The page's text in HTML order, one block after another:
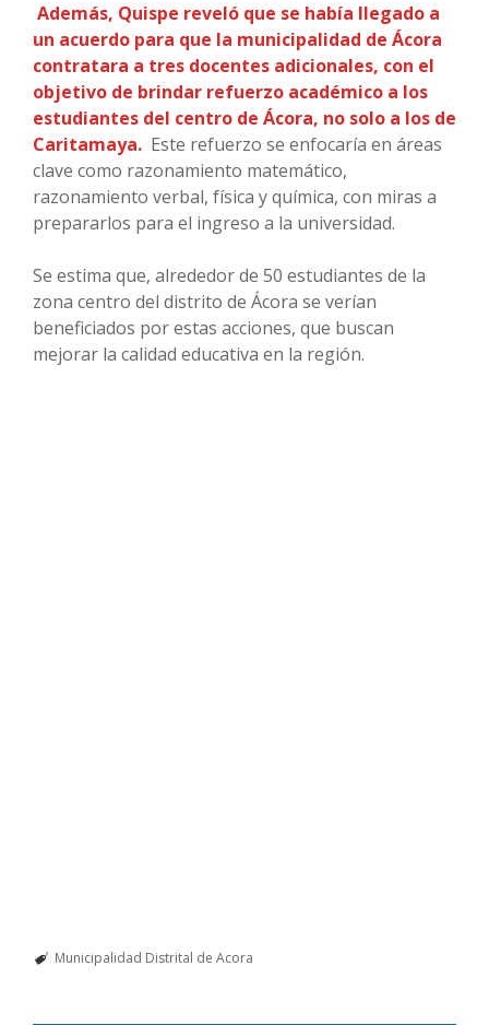
Además, Quispe reveló que se había llegado a
un acuerdo para que la municipalidad de Ácora
contratara a tres docentes adicionales, con el
objetivo de brindar refuerzo académico a los
estudiantes del centro de Ácora, no solo a los de
Caritamaya. Este refuerzo se enfocaría en áreas
clave como razonamiento matemático,
razonamiento verbal, física y química, con miras a
prepararlos para el ingreso a la universidad.
Se estima que, alrededor de 50 estudiantes de la
zona centro del distrito de Ácora se verían
beneficiados por estas acciones, que buscan
mejorar la calidad educativa en la región.
Municipalidad Distrital de Acora